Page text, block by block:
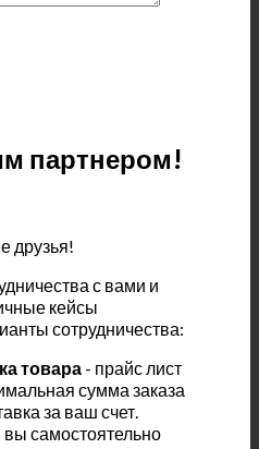
партнером!
друзья!
с вами и
кейсы
сотрудничества:
товара - прайс лист
сумма заказа
за ваш счет.
вы самостоятельно